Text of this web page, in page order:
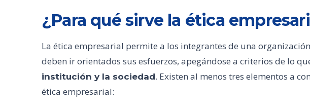
¿Para qué sirve la ética
La ética empresarial permite a los integrantes de una
deben ir orientados sus esfuerzos, apegándose a criterios de lo
institución y la sociedad. Existen al menos tres elementos a
ética empresarial: